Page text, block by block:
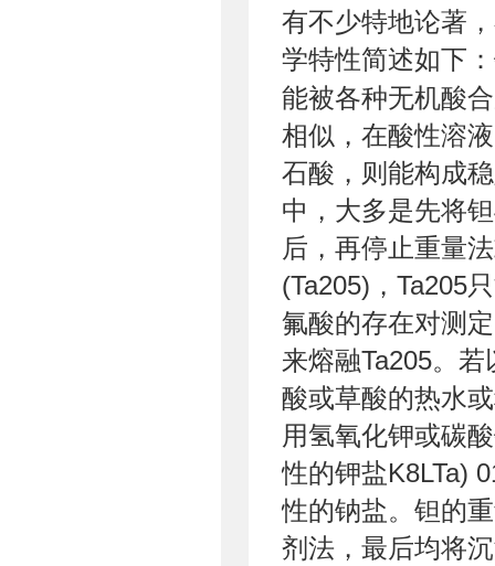
有不少特地论著
学特性简述如下
能被各种无机酸
相似，在酸性溶
石酸，则能构成
中，大多是先将
后，再停止重量
(Ta205)，Ta205
氟酸的存在对测
来熔融Ta205。
酸或草酸的热水
用氢氧化钾或碳
性的钾盐K8LTa)
性的钠盐。钽的
剂法，最后均将